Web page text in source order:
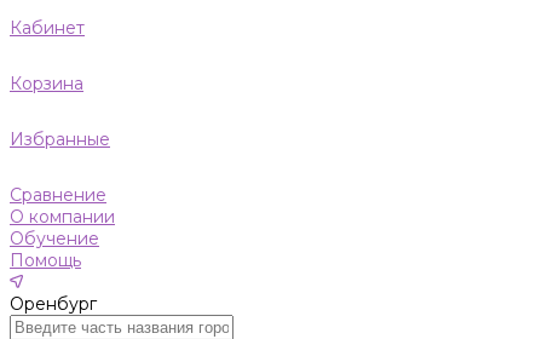
Кабинет
Корзина
Избранные
Сравнение
О компании
Обучение
Помощь
Оренбург